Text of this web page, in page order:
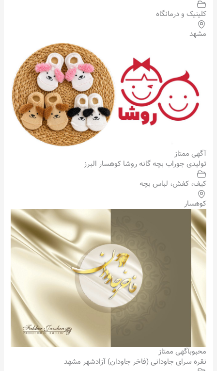
کلینیک و درمانگاه
مشهد
آگهی ممتاز
تولیدی جوراب بچه گانه روشا کوهسار البرز
کیف، کفش، لباس بچه
کوهسار
محبوبآگهی ممتاز
نقره سرای جاودانی (فاخر جاودان) آزادشهر مشهد